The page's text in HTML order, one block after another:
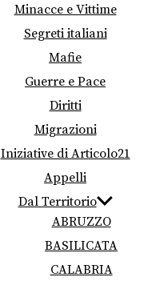
Minacce e Vittime
Segreti italiani
Mafie
Guerre e Pace
Diritti
Migrazioni
Iniziative di Articolo21
Appelli
Dal Territorio
ABRUZZO
BASILICATA
CALABRIA